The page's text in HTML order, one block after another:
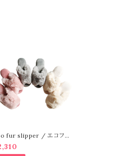
fur slipper / エコファ
リッパ